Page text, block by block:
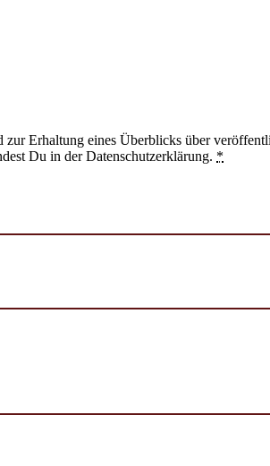
Erhaltung eines Überblicks über
Du in der Datenschutzerklärung. *